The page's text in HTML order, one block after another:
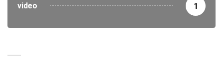
video 1